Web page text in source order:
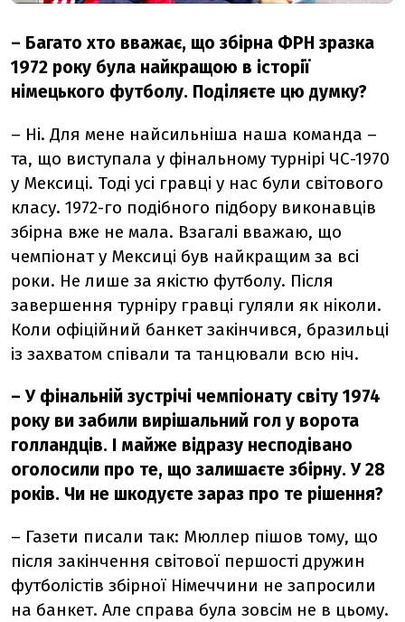
– Багато хто вважає, що збірна ФРН зразка
1972 року була найкращою в історії
німецького футболу. Поділяєте цю думку?
– Ні. Для мене найсильніша наша команда –
та, що виступала у фінальному турнірі ЧС-1970
у Мексиці. Тоді усі гравці у нас були світового
класу. 1972-го подібного підбору виконавців
збірна вже не мала. Взагалі вважаю, що
чемпіонат у Мексиці був найкращим за всі
роки. Не лише за якістю футболу. Після
завершення турніру гравці гуляли як ніколи.
Коли офіційний банкет закінчився, бразильці
із захватом співали та танцювали всю ніч.
– У фінальній зустрічі чемпіонату світу 1974
року ви забили вирішальний гол у ворота
голландців. І майже відразу несподівано
оголосили про те, що залишаєте збірну. У 28
років. Чи не шкодуєте зараз про те рішення?
– Газети писали так: Мюллер пішов тому, що
після закінчення світової першості дружин
футболістів збірної Німеччини не запросили
на банкет. Але справа була зовсім не в цьому.